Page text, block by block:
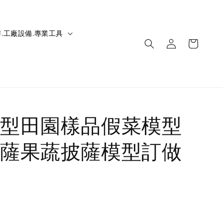
工廠設備.專業工具
田園樣品假菜模型
果蔬披薩模型訂做